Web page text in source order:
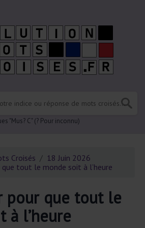
"Mus? C" (? Pour inconnu)
Croisés
18 Juin 2026
que tout le monde soit à l’heure
pour que tout le
à l’heure